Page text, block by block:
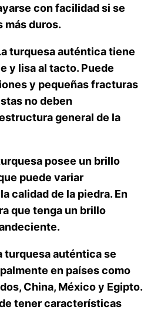
con facilidad si se
más duros.
turquesa auténtica tiene
y lisa al tacto. Puede
y pequeñas fracturas
no deben
general de la
posee un brillo
puede variar
calidad de la piedra. En
que tenga un brillo
turquesa auténtica se
en países como
China, México y Egipto.
tener características